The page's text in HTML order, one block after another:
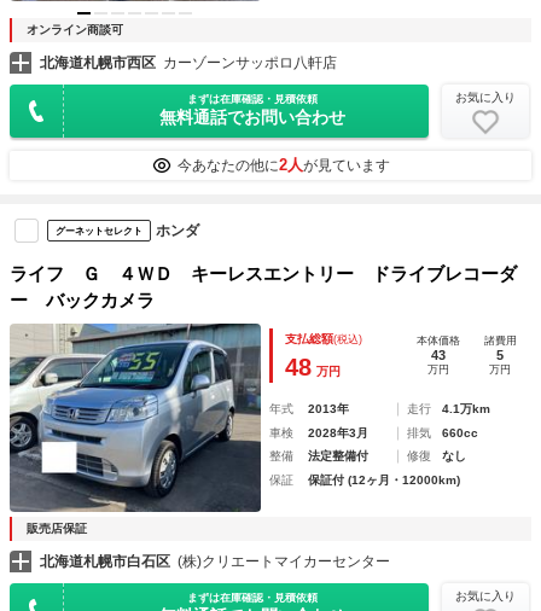
オンライン商談可
北海道札幌市西区 カーゾーンサッポロ八軒店
まずは在庫確認・見積依頼
無料通話でお問い合わせ
お気に入り
今あなたの他に2人が見ています
グーネットセレクト ホンダ
ライフ Ｇ ４ＷＤ キーレスエントリー ドライブレコーダ
ー バックカメラ
支払総額(税込)
48 万円
本体価格
43
万円
諸費用
5
万円
年式 2013年 走行
4.1万km
車検
2028年3月 排気
660cc
整備
法定整備付 修復
なし
保証
保証付 (12ヶ月・12000km)
販売店保証
北海道札幌市白石区 (株)クリエートマイカーセンター
まずは在庫確認・見積依頼 お気に入り